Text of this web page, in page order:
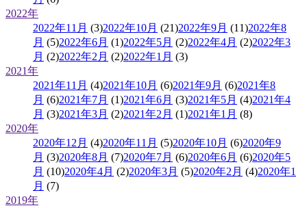
2022年
2022年11月 (3)2022年10月 (21)2022年9月 (11)2022年8
月 (5)2022年6月 (1)2022年5月 (2)2022年4月 (2)2022年3
月 (2)2022年2月 (2)2022年1月 (3)
2021年
2021年11月 (4)2021年10月 (6)2021年9月 (6)2021年8
月 (6)2021年7月 (1)2021年6月 (3)2021年5月 (4)2021年4
月 (3)2021年3月 (2)2021年2月 (1)2021年1月 (8)
2020年
2020年12月 (4)2020年11月 (5)2020年10月 (6)2020年9
月 (3)2020年8月 (7)2020年7月 (6)2020年6月 (6)2020年5
月 (10)2020年4月 (2)2020年3月 (5)2020年2月 (4)2020年1
月 (7)
2019年